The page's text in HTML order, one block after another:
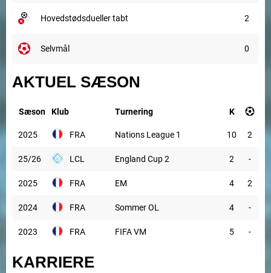
hovedstødsdueller tabt 2
selvmål 0
AKTUEL SÆSON
Sæson Klub Turnering K
2025 FRA Nations League 1 10 2
25/26 LCL England Cup 2 2 -
2025 FRA EM 4 2
2024 FRA Sommer OL 4 -
2023 FRA FIFA VM 5 -
KARRIERE